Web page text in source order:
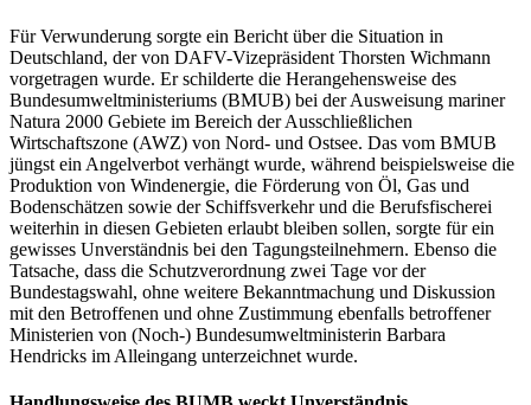
Für Verwunderung sorgte ein Bericht über die Situation in
Deutschland, der von DAFV-Vizepräsident Thorsten Wichmann
vorgetragen wurde. Er schilderte die Herangehensweise des
Bundesumweltministeriums (BMUB) bei der Ausweisung mariner
Natura 2000 Gebiete im Bereich der Ausschließlichen
Wirtschaftszone (AWZ) von Nord- und Ostsee. Das vom BMUB
jüngst ein Angelverbot verhängt wurde, während beispielsweise die
Produktion von Windenergie, die Förderung von Öl, Gas und
Bodenschätzen sowie der Schiffsverkehr und die Berufsfischerei
weiterhin in diesen Gebieten erlaubt bleiben sollen, sorgte für ein
gewisses Unverständnis bei den Tagungsteilnehmern. Ebenso die
Tatsache, dass die Schutzverordnung zwei Tage vor der
Bundestagswahl, ohne weitere Bekanntmachung und Diskussion
mit den Betroffenen und ohne Zustimmung ebenfalls betroffener
Ministerien von (Noch-) Bundesumweltministerin Barbara
Hendricks im Alleingang unterzeichnet wurde.